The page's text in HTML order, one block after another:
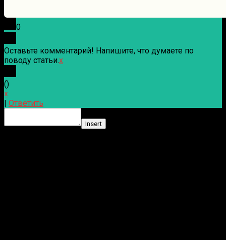
0
Оставьте комментарий! Напишите, что думаете по
поводу статьи.x
()
x
Ответить
Insert